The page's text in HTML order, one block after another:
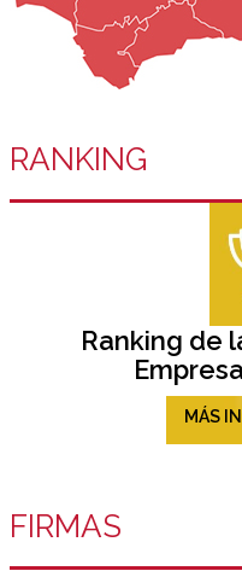
RANKING
Ranking de
MÁS
FIRMAS